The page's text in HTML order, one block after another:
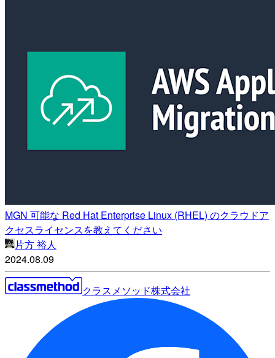
MGN 可能な Red Hat Enterprise Linux (RHEL) のクラウドア
クセスライセンスを教えてください
片方 裕人
2024.08.09
クラスメソッド株式会社